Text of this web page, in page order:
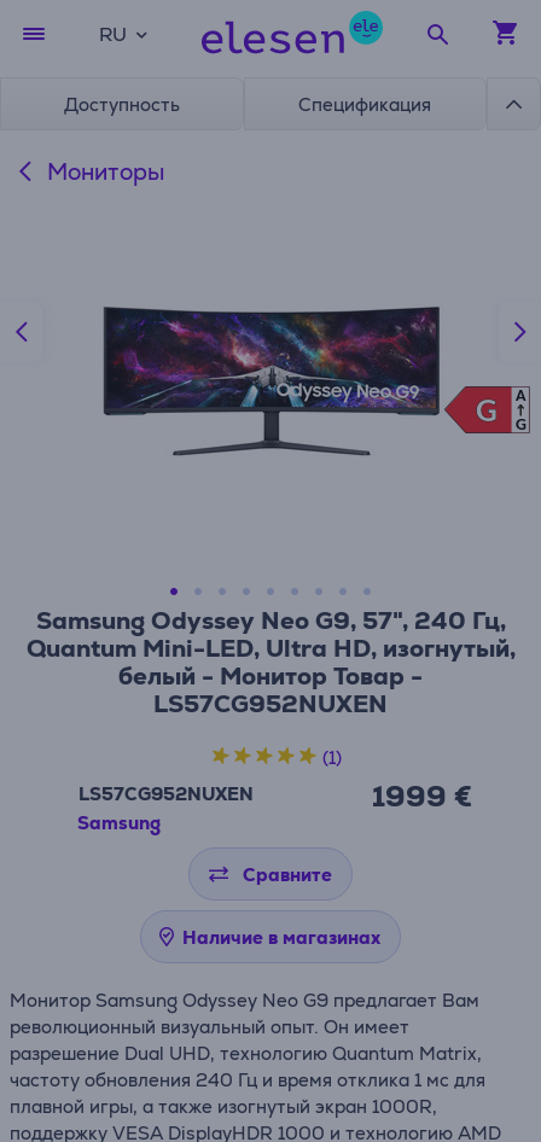
RU
Доступность Спецификация
Мониторы
Samsung Odyssey Neo G9, 57", 240 Гц,
Quantum Mini-LED, Ultra HD, изогнутый,
белый - Монитор Товар -
LS57CG952NUXEN
LS57CG952NUXEN
Samsung
1999 €
(1)
Сравните
Наличие в магазинах
Монитор Samsung Odyssey Neo G9 предлагает Вам
революционный визуальный опыт. Он имеет
разрешение Dual UHD, технологию Quantum Matrix,
частоту обновления 240 Гц и время отклика 1 мс для
плавной игры, а также изогнутый экран 1000R,
поддержку VESA DisplayHDR 1000 и технологию AMD
G
G
A
G